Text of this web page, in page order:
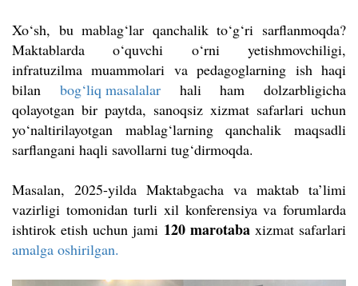
Xo‘sh, bu mablag‘lar qanchalik to‘g‘ri sarflanmoqda?
Maktablarda o‘quvchi o‘rni yetishmovchiligi,
infratuzilma muammolari va pedagoglarning ish haqi
bilan bog‘liq masalalarhali ham dolzarbligicha
qolayotgan bir paytda, sanoqsiz xizmat safarlari uchun
yo‘naltirilayotgan mablag‘larning qanchalik maqsadli
sarflangani haqli savollarni tug‘dirmoqda.
Masalan, 2025-yilda Maktabgacha va maktab ta’limi
vazirligi tomonidan turli xil konferensiya va forumlarda
ishtirok etish uchun jami 120 marotabaxizmat safarlari
amalga oshirilgan.